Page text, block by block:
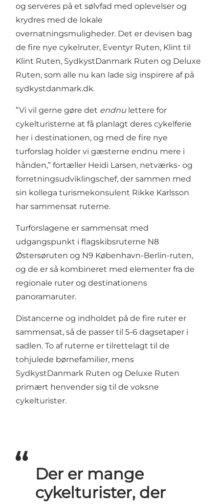
og serveres på et sølvfad med oplevelser og
krydres med de lokale
overnatningsmuligheder. Det er devisen bag
de fire nye cykelruter, Eventyr Ruten, Klint til
Klint Ruten, SydkystDanmark Ruten og Deluxe
Ruten, som alle nu kan lade sig inspirere af på
sydkystdanmark.dk.
”Vi vil gerne gøre det endnu lettere for
cykelturisterne at få planlagt deres cykelferie
her i destinationen, og med de fire nye
turforslag holder vi gæsterne endnu mere i
hånden,” fortæller Heidi Larsen, netværks- og
forretningsudviklingschef, der sammen med
sin kollega turismekonsulent Rikke Karlsson
har sammensat ruterne.
Turforslagene er sammensat med
udgangspunkt i flagskibsruterne N8
Østersøruten og N9 København-Berlin-ruten,
og de er så kombineret med elementer fra de
regionale ruter og destinationens
panoramaruter.
Distancerne og indholdet på de fire ruter er
sammensat, så de passer til 5-6 dagsetaper i
sadlen. To af ruterne er tilrettelagt til de
tohjulede børnefamilier, mens
SydkystDanmark Ruten og Deluxe Ruten
primært henvender sig til de voksne
cykelturister.
Der er mange
cykelturister, der